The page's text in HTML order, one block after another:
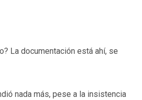
documentación está ahí, se
nada más, pese a la insistencia